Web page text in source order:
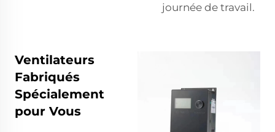
journée de travail.
Ventilateurs
Fabriqués
Spécialement
pour Vous